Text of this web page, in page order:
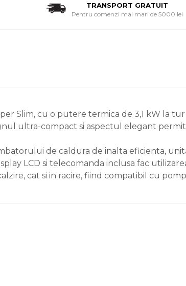
TRANSPORT GRATUIT
Pentru comenzi mai mari de 5000 lei
Slim, cu o putere termica de 3,1 kW la
ultra-compact si aspectul elegant
de caldura de inalta eficienta,
LCD si telecomanda inclusa fac
cat si in racire, fiind compatibil cu